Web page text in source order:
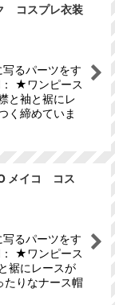
コスプレ衣装
るパーツをす
★ワンピース
と袖と裾にレ
く締めていま
メイコ コス
るパーツをす
★ワンピース
裾にレースが
りなナース帽